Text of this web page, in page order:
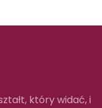
który widać, i